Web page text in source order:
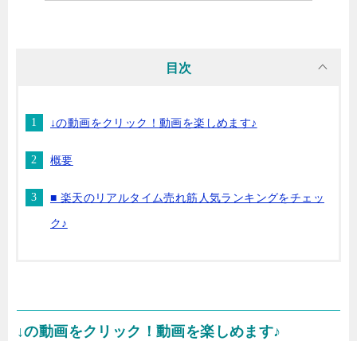
目次
↓の動画をクリック！動画を楽しめます♪
概要
■ 楽天のリアルタイム売れ筋人気ランキングをチェッ
ク♪
↓の動画をクリック！動画を楽しめます♪